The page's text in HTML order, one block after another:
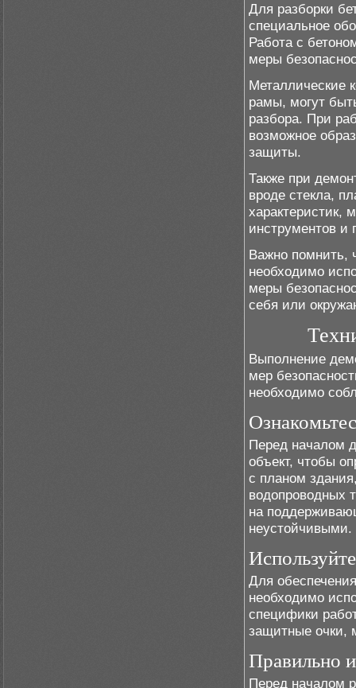
Для разборки
специальное
Работа с
меры
Металлические
рамы, могут
разбора. При
возможное
защиты.
Также при
вроде стекла,
характеристик,
инструментов и
Важно помнить,
необходимо
меры
себя или
Выполнение
мер
необходимо
Перед началом
объект, чтобы
с планом
водопроводных
на
неустойчивыми.
Для
необходимо
специфики
защитные очки,
Правильно
Перед началом